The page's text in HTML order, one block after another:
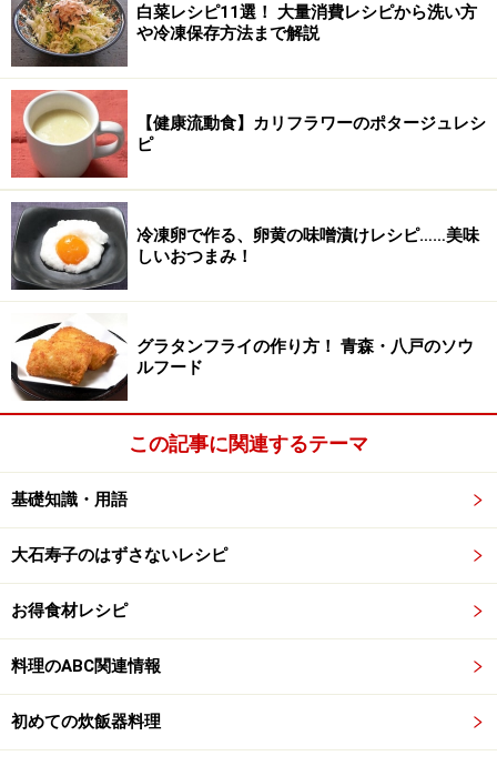
白菜レシピ11選！ 大量消費レシピから洗い方
や冷凍保存方法まで解説
【健康流動食】カリフラワーのポタージュレシ
ピ
冷凍卵で作る、卵黄の味噌漬けレシピ……美味
しいおつまみ！
グラタンフライの作り方！ 青森・八戸のソウ
ルフード
この記事に関連するテーマ
基礎知識・用語
大石寿子のはずさないレシピ
お得食材レシピ
料理のABC関連情報
初めての炊飯器料理